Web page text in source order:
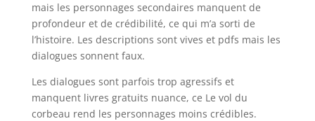
mais les personnages secondaires manquent de
profondeur et de crédibilité, ce qui m’a sorti de
l’histoire. Les descriptions sont vives et pdfs mais les
dialogues sonnent faux.
Les dialogues sont parfois trop agressifs et
manquent livres gratuits nuance, ce Le vol du
corbeau rend les personnages moins crédibles.